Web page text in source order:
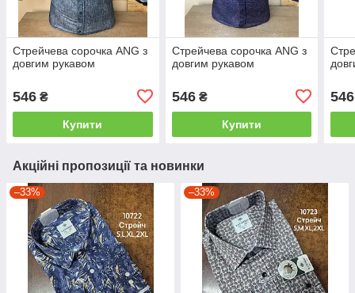
Стрейчева сорочка ANG з
довгим рукавом
546 ₴
Купити
Стрейчева сорочка ANG з
довгим рукавом
546₴
Купити
546
Акційні пропозиції та новинки
–33% –33%